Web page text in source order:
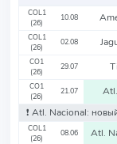
COL1
(26)
10.08
COL1
(26)
02.08
CO1
(26)
29.07
CO1
(26)
21.07
❗️ Atl. Nacional:
COL1
(26)
08.06 Atl.